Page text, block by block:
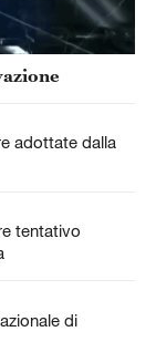
adottate dalla
tentativo
di